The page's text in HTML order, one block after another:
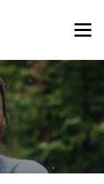
Menu